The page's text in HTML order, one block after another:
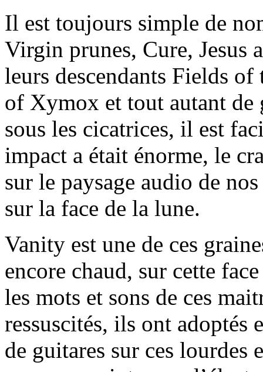
Il est toujours simple de
Virgin prunes, Cure,
leurs descendants Fields
of Xymox et tout autant de
sous les cicatrices, il est
impact a était énorme, le
sur le paysage audio de
sur la face de la lune.
Vanity est une de ces
encore chaud, sur cette
les mots et sons de ces
ressuscités, ils ont adoptés
de guitares sur ces lourdes